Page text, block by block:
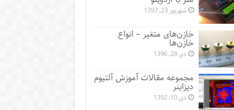
شهریور 23, 1397
خازن‌های متغیر – انواع
خازن‌ها
دی 28, 1396
مجموعه مقالات آموزش آلتیوم
دیزاینر
دی 10, 1392